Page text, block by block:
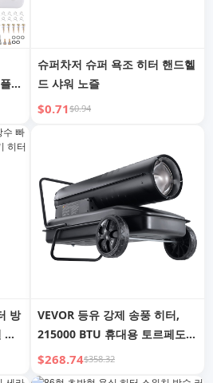
레
슈퍼차저 슈퍼 욕조 히터 핸드헬
드 샤워 노즐
$0.71$0.94
방
책
VEVOR 등유 강제 송풍 히터,
215000 BTU 휴대용 토르페도
디젤 공간 히터 (온도 조절기 포
함), 13.2 갤런 탱크 에너지 효율
$268.74$358.32